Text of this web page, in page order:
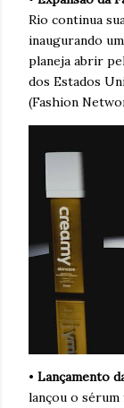
Rio continua
inaugurando
planeja abrir
dos Estados
(Fashion
• Lançamento
lançou o sérum